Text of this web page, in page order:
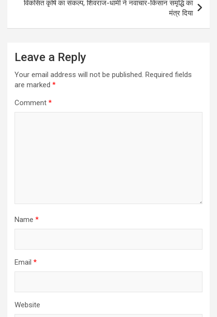
विकसित कृषि का संकल्प, शिवराज-धामी ने नवाचार-किसान समृद्धि का
मंत्र दिया
Leave a Reply
Your email address will not be published. Required fields
are marked *
Comment *
Name *
Email *
Website